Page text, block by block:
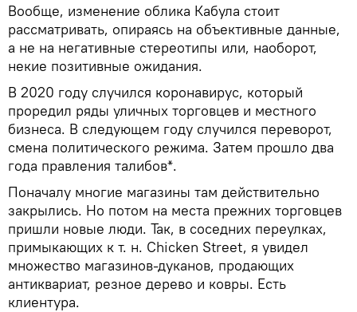
Вообще, изменение облика Кабула стоит
рассматривать, опираясь на объективные данные,
а не на негативные стереотипы или, наоборот,
некие позитивные ожидания.
В 2020 году случился коронавирус, который
проредил ряды уличных торговцев и местного
бизнеса. В следующем году случился переворот,
смена политического режима. Затем прошло два
года правления талибов*.
Поначалу многие магазины там действительно
закрылись. Но потом на места прежних торговцев
пришли новые люди. Так, в соседних переулках,
примыкающих к т. н. Chicken Street, я увидел
множество магазинов-дуканов, продающих
антиквариат, резное дерево и ковры. Есть
клиентура.